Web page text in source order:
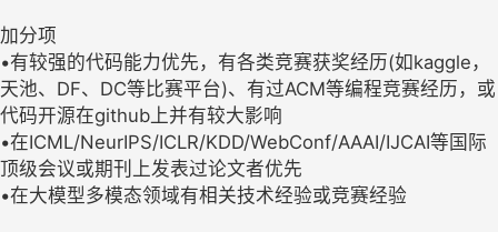
加分项
•有较强的代码能力优先，有各类竞赛获奖经历(如kaggle，
天池、DF、DC等比赛平台)、有过ACM等编程竞赛经历，或
代码开源在github上并有较大影响
•在ICML/NeurIPS/ICLR/KDD/WebConf/AAAI/IJCAI等国际
顶级会议或期刊上发表过论文者优先
•在大模型多模态领域有相关技术经验或竞赛经验